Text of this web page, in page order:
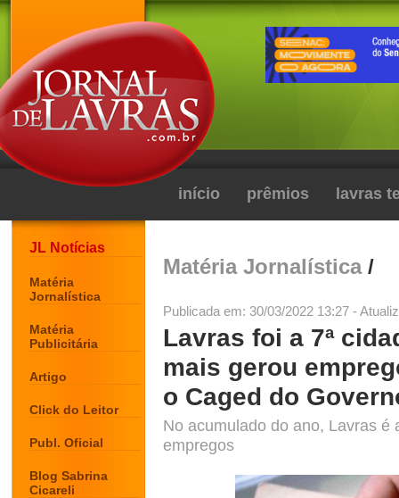
início prêmios lavras
JL Notícias
Matéria
Jornalística
Matéria
Publicitária
Artigo
Click do Leitor
Publ. Oficial
Blog Sabrina
Cicareli
Matéria Jornalística/
Publicada em: 30/03/2022 13:27 -
Lavras foi a 7ª
mais gerou
o Caged do
No acumulado do ano, Lavras é
empregos